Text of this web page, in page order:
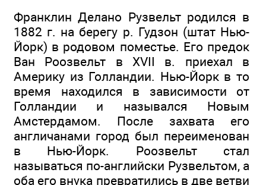
Франклин Делано Рузвельт родился в
1882 г. на берегу р. Гудзон (штат Нью-
Йорк) в родовом поместье. Его предок
Ван Роозвельт в XVII в. приехал в
Америку из Голландии. Нью-Йорк в то
время находился в зависимости от
Голландии и назывался Новым
Амстердамом. После захвата его
англичанами город был переименован
в Нью-Йорк. Роозвельт стал
называться по-английски Рузвельтом, а
оба его внука превратились в две ветви